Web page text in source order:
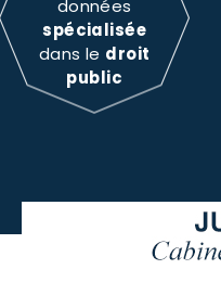
données
spécialisée
dans le droit
public